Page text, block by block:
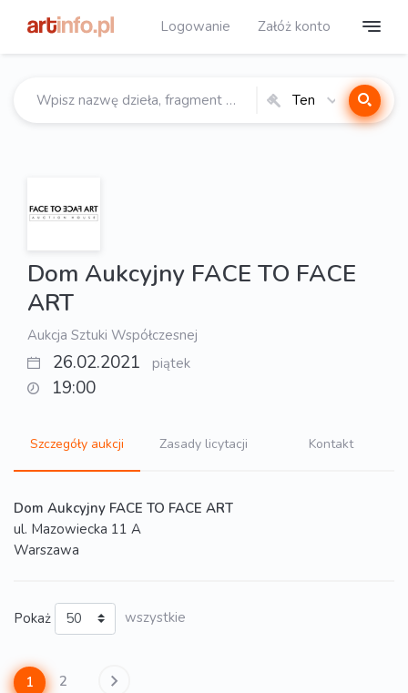
Logowanie Załóż konto
Ten
Dom Aukcyjny FACE TO FACE
ART
Aukcja Sztuki Współczesnej
26.02.2021 piątek
19:00
Szczegóły aukcji Zasady licytacji Kontakt
Dom Aukcyjny FACE TO FACE ART
ul. Mazowiecka 11 A
Warszawa
Pokaż wszystkie
1 2